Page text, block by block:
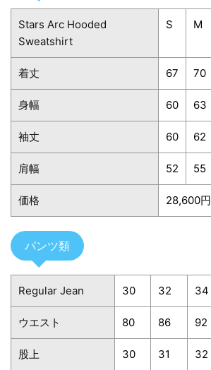
Stars Arc Hooded
Sweatshirt
S M
着丈 67 70
身幅 60 63
袖丈 60 62
肩幅 52 55
価格 28,600円
パンツ類
Regular Jean 30 32 34
ウエスト 80 86 92
股上 30 31 32